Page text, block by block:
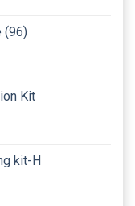
(96)
Kit
kit-H